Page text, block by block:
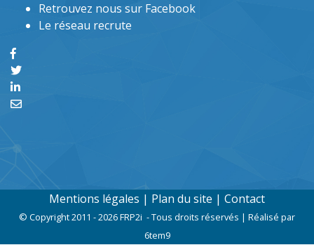
Retrouvez nous sur Facebook
Le réseau recrute
Mentions légales | Plan du site | Contact
© Copyright 2011 - 2026 FRP2i - Tous droits réservés | Réalisé par
6tem9